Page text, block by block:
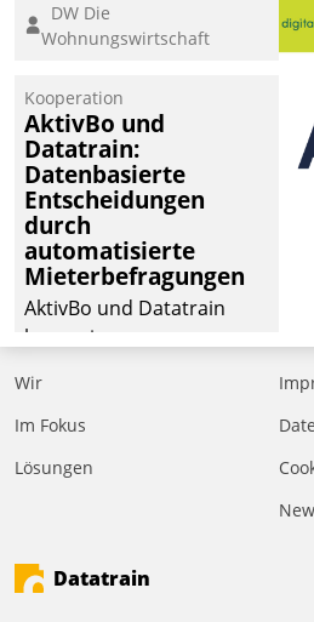
eine digitale Zukunft zu
finden, ist das Ziel des
der
Wohnungswirtschaft“.
Bewerben können sich
dafür ein Team
bestehend aus
Wohnungsunternehmen
und PropTech.
DW Die
Wohnungswirtschaft
Kooperation
AktivBo und
Datatrain:
Datenbasierte
Entscheidungen
durch
automatisierte
Mieterbefragungen
AktivBo und Datatrain
kooperieren –
profitieren: Die nahtlose
Integration der Lösungen
Datatrain ermöglicht
Mieterbefragungen – eine
starke Grundlage für
Wir
Im Fokus
Lösungen
Datatrain